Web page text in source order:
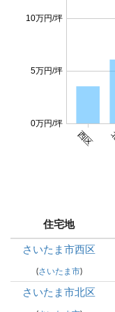
西区
0万円/坪
5万円/坪
10万円/坪
住宅地
さいたま市西区
(さいたま市)
さいたま市北区